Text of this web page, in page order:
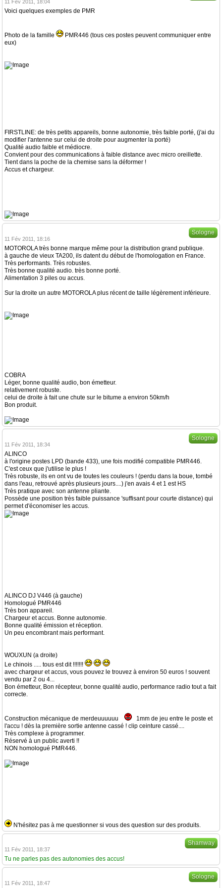
11 Fév 2011, 18:04
Voici quelques exemples de PMR
Photo de la famille
PMR446 (tous ces postes peuvent communiquer entre
eux)
FIRSTLINE: de très petits appareils, bonne autonomie, très faible porté, (j'ai du
modifier l'antenne sur celui de droite pour augmenter la porté)
Qualité audio faible et médiocre.
Convient pour des communications à faible distance avec micro oreillette.
Tient dans la poche de la chemise sans la déformer !
Accus et chargeur.
Sologne
11 Fév 2011, 18:16
MOTOROLA très bonne marque même pour la distribution grand publique.
à gauche de vieux TA200, ils datent du début de l'homologation en France.
Très performants. Très robustes.
Très bonne qualité audio. très bonne porté.
Alimentation 3 piles ou accus.
Sur la droite un autre MOTOROLA plus récent de taille légèrement inférieure.
COBRA
Léger, bonne qualité audio, bon émetteur.
relativement robuste.
celui de droite à fait une chute sur le bitume a environ 50km/h
Bon produit.
Sologne
11 Fév 2011, 18:34
ALINCO
à l'origine postes LPD (bande 433), une fois modifié compatible PMR446.
C'est ceux que j'utilise le plus !
Très robuste, ils en ont vu de toutes les couleurs ! (perdu dans la boue, tombé
dans l'eau, retrouvé après plusieurs jours....) j'en avais 4 et 1 est HS
Très pratique avec son antenne pliante.
Possède une position très faible puissance 'suffisant pour courte distance) qui
permet d'économiser les accus.
ALINCO DJ V446 (à gauche)
Homologué PMR446
Très bon appareil.
Chargeur et accus. Bonne autonomie.
Bonne qualité émission et réception.
Un peu encombrant mais performant.
WOUXUN (a droite)
Le chinois ..... tous est dit !!!!!!!
avec chargeur et accus, vous pouvez le trouvez à environ 50 euros ! souvent
vendu par 2 ou 4...
Bon émetteur, Bon récepteur, bonne qualité audio, performance radio tout a fait
correcte.
Construction mécanique de merdeuuuuuu
1mm de jeu entre le poste et
l'accu ! dès la première sortie antenne cassé ! clip ceinture cassé....
Très complexe à programmer.
Réservé à un public averti !!
NON homologué PMR446.
N'hésitez pas à me questionner si vous des question sur des produits.
Shamway
11 Fév 2011, 18:37
Tu ne parles pas des autonomies des accus!
Sologne
11 Fév 2011, 18:47